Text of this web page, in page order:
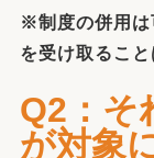
※制度の併用は
を受け取ること
Q2：そ
が対象